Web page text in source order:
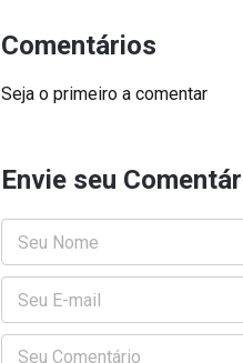
Comentários
Seja o primeiro a comentar
Envie seu